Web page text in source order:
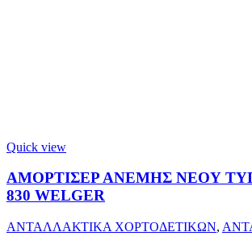
Quick view
ΑΜΟΡΤΙΣΕΡ ΑΝΕΜΗΣ ΝΕΟΥ
830 WELGER
ΑΝΤΑΛΛΑΚΤΙΚΑ ΧΟΡΤΟΔΕΤΙΚΩΝ,